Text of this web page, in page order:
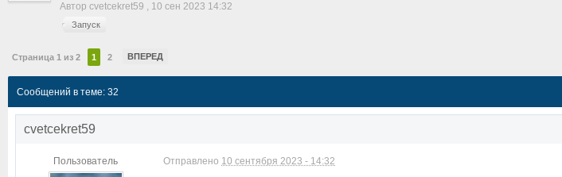
Автор cvetcekret59 , 10 сен 2023 14:32
Запуск
Страница 1 из 2 1 2 ВПЕРЕД
Сообщений в теме: 32
cvetcekret59
Пользователь Отправлено 10 сентября 2023 - 14:32